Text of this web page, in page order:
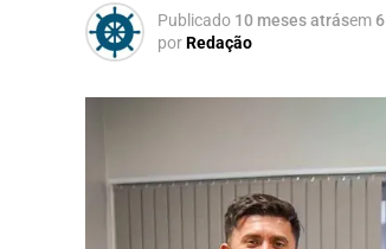
Publicado 10 meses atrásem
porRedação